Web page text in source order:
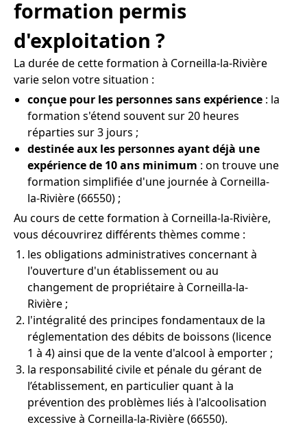
formation permis
d'exploitation ?
La durée de cette formation à Corneilla-la-Rivière
varie selon votre situation :
conçue pour les personnes sans expérience : la
formation s'étend souvent sur 20 heures
réparties sur 3 jours ;
destinée aux les personnes ayant déjà une
expérience de 10 ans minimum : on trouve une
formation simplifiée d'une journée à Corneilla-
la-Rivière (66550) ;
Au cours de cette formation à Corneilla-la-Rivière,
vous découvrirez différents thèmes comme :
les obligations administratives concernant à
l'ouverture d'un établissement ou au
changement de propriétaire à Corneilla-la-
Rivière ;
l'intégralité des principes fondamentaux de la
réglementation des débits de boissons (licence
1 à 4) ainsi que de la vente d'alcool à emporter ;
la responsabilité civile et pénale du gérant de
l’établissement, en particulier quant à la
prévention des problèmes liés à l'alcoolisation
excessive à Corneilla-la-Rivière (66550).